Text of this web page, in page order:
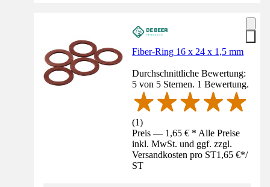
Fiber-Ring 16 x 24 x 1,5 mm
Durchschnittliche Bewertung:
5 von 5 Sternen. 1 Bewertung.
(1)
Preis — 1,65 € * Alle Preise
inkl. MwSt. und ggf. zzgl.
Versandkosten pro ST1,65 €*/
ST